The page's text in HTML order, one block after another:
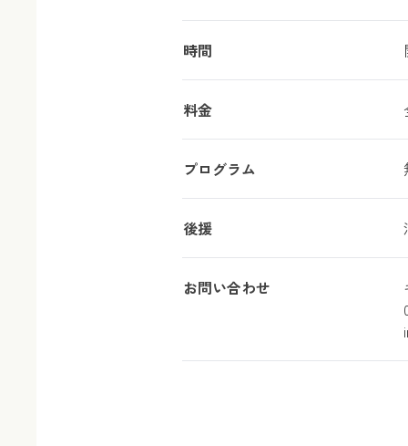
時間
料金
プログラム
後援
お問い合わせ